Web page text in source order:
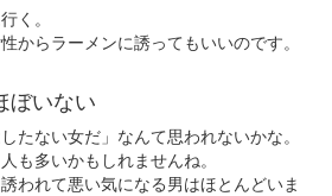
く。
からラーメンに誘ってもいいのです。
ぼいない
たない女だ」なんて思われないかな。
も多いかもしれませんね。
われて悪い気になる男はほとんどいま